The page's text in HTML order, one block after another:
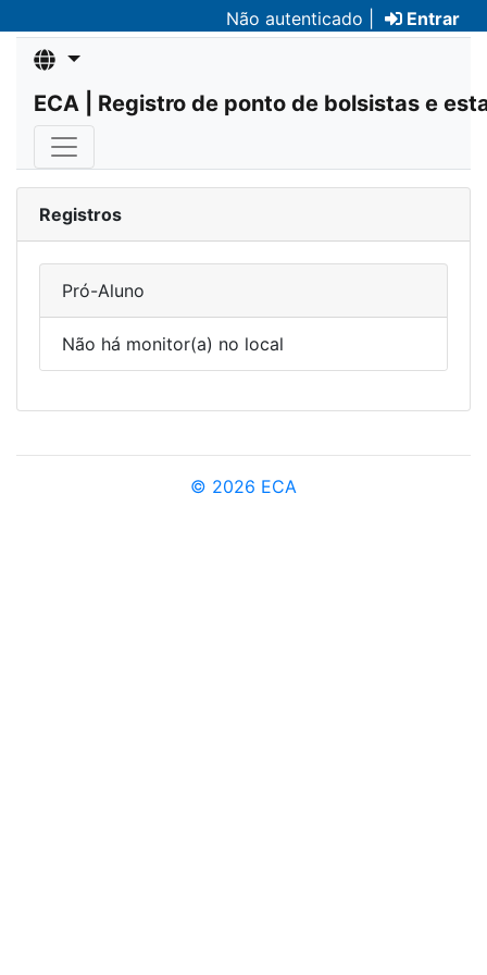
Não autenticado | Entrar
ECA | Registro de ponto de bolsistas e
Registros
Pró-Aluno
Não há monitor(a) no local
© 2026 ECA